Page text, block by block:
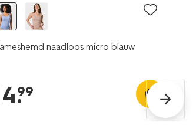
naadloos micro blauw
.
99